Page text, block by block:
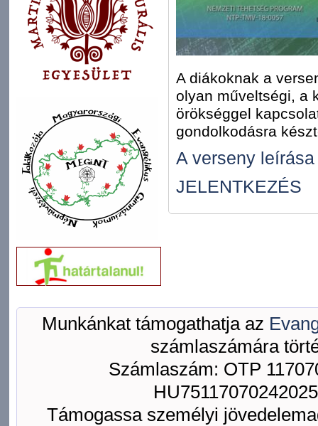
A diákoknak a
olyan műveltségi, a
örökséggel
gondolkodásra
A verseny leírása
JELENTKEZÉS
Munkánkat támogathatja az
számlaszámára
Számlaszám: OTP
Támogassa személyi